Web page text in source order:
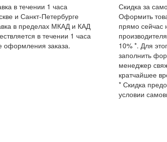
в течении 1 часа
и Санкт-Петербурге
в пределах МКАД и КАД
в течении 1 часа
оформления заказа.
Скидка за
Оформить
прямо сейчас
10% *. Для
заполнить
менеджер
кратчайшее
* Скидка
условии